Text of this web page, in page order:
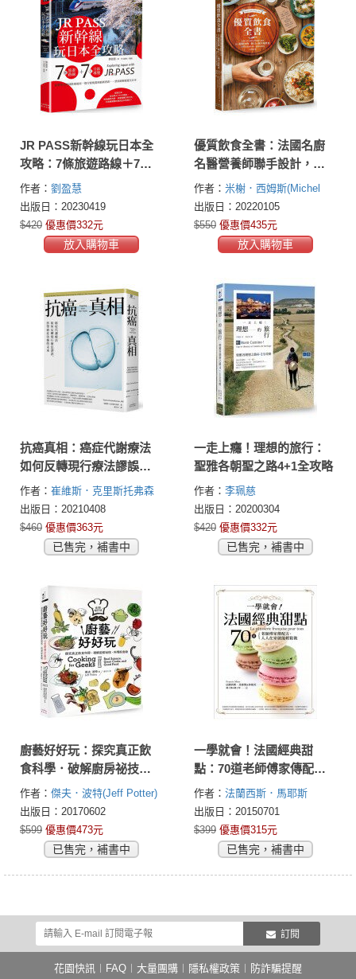
JR PASS新幹線玩日本全
攻略：7條旅遊路線＋7大
分區導覽，從購買兌換到
搭乘使用，從行程規畫到
最新資訊，一票到底輕鬆
遊全日本
作者： 劉盈慧
出版日：20230419
$420 優惠價332元
放入購物車
優質飲食全書：法國名廚
名醫營養師聯手設計，結
合超級食物、低GI&地中海
飲食，105道營養均衡、簡
單易做的美味料理
作者： 米榭．西姆斯(Michel
Cymes)達米安．杜克斯涅
(Damien Duquesne)
里(Aurélie Guerri)
出版日：20220105
$550 優惠價435元
放入購物車
抗癌真相：癌症代謝療法
如何反轉現行療法謬誤，
形塑癌症治療的未來
作者： 崔維斯．克里斯托弗森
(Travis Christofferson, MS)
出版日：20210408
$460 優惠價363元
已售完，補書中
一走上癮！理想的旅行：
聖雅各朝聖之路4+1全攻略
作者： 李珮慈
出版日：20200304
$420 優惠價332元
已售完，補書中
廚藝好好玩：探究真正飲
食科學．破解廚房祕技．
料理好食物【全新增訂
版】
作者： 傑夫．波特(Jeff Potter)
出版日：20170602
$599 優惠價473元
已售完，補書中
一學就會！法國經典甜
點：70道老師傅家傳配
方，人人在家就能輕鬆做
作者： 法蘭西斯．馬耶斯
(Francis Maes)林鳳美
出版日：20150701
$399 優惠價315元
已售完，補書中
訂閱
花園快訊 FAQ 大量團購 隱私權政策 防詐騙提醒